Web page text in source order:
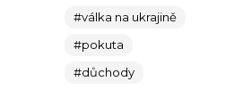
#válka na ukrajině
#pokuta
#důchody